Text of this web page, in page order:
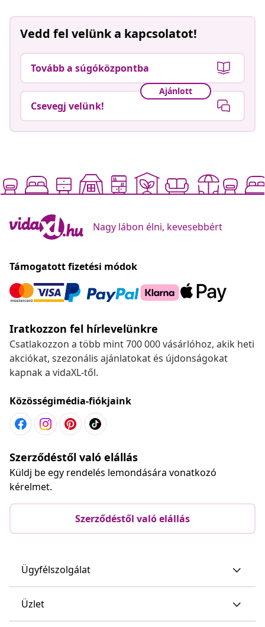
Vedd fel velünk a kapcsolatot!
Tovább a súgóközpontba
Ajánlott
Csevegj velünk!
Nagy lábon élni, kevesebbért
Támogatott fizetési módok
Iratkozzon fel hírlevelünkre
Csatlakozzon a több mint 700 000 vásárlóhoz, akik heti
akciókat, szezonális ajánlatokat és újdonságokat
kapnak a vidaXL-től.
Közösségimédia-fiókjaink
Szerződéstől való elállás
Küldj be egy rendelés lemondására vonatkozó
kérelmet.
Szerződéstől való elállás
Ügyfélszolgálat
Üzlet